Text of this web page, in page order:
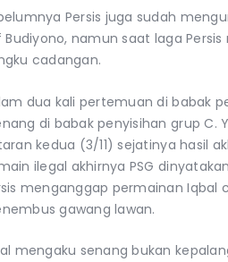
Persis juga sudah
Budiyono, namun saat laga
cadangan.
dua kali pertemuan di babak
di babak penyisihan grup
kedua (3/11) sejatinya hasil
ilegal akhirnya PSG
menganggap permainan Iqbal
gawang lawan.
mengaku senang bukan